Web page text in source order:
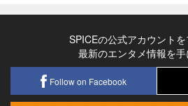
SPICEの公式アカウント
最新のエンタメ情報を手
Follow on Facebook